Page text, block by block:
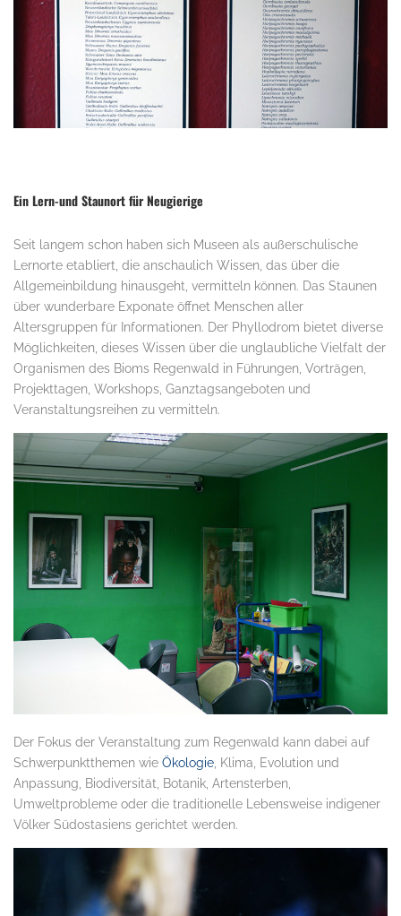
Ein Lern-und Staunort für Neugierige
Seit langem schon haben sich Museen als außerschulische
Lernorte etabliert, die anschaulich Wissen, das über die
Allgemeinbildung hinausgeht, vermitteln können. Das Staunen
über wunderbare Exponate öffnet Menschen aller
Altersgruppen für Informationen. Der Phyllodrom bietet diverse
Möglichkeiten, dieses Wissen über die unglaubliche Vielfalt der
Organismen des Bioms Regenwald in Führungen, Vorträgen,
Projekttagen, Workshops, Ganztagsangeboten und
Veranstaltungsreihen zu vermitteln.
Der Fokus der Veranstaltung zum Regenwald kann dabei auf
Schwerpunktthemen wie Ökologie , Klima, Evolution und
Anpassung, Biodiversität, Botanik, Artensterben,
Umweltprobleme oder die traditionelle Lebensweise indigener
Völker Südostasiens gerichtet werden.